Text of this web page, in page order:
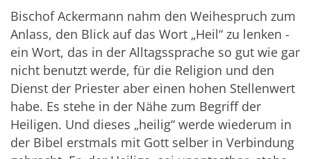
Bischof Ackermann nahm den Weihespruch zum
Anlass, den Blick auf das Wort „Heil“ zu lenken -
ein Wort, das in der Alltagssprache so gut wie gar
nicht benutzt werde, für die Religion und den
Dienst der Priester aber einen hohen Stellenwert
habe. Es stehe in der Nähe zum Begriff der
Heiligen. Und dieses „heilig“ werde wiederum in
der Bibel erstmals mit Gott selber in Verbindung